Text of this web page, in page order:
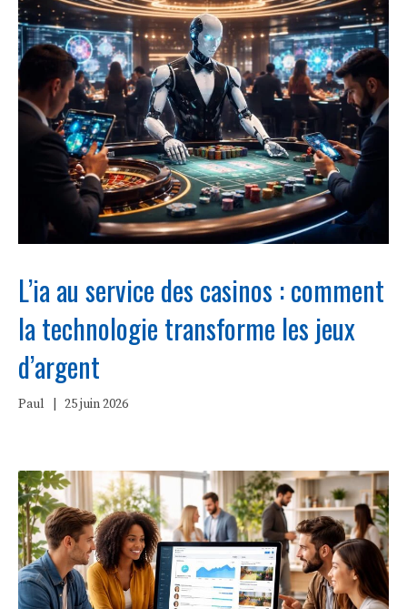
L’ia au service des casinos : comment
la technologie transforme les jeux
d’argent
Paul 25 juin 2026